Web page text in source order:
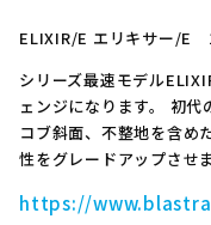
ELIXIR/E エリキサー/E
シリーズ最速モデル
ェンジになります。 初代
コブ斜面、不整地を含め
性をグレードアップさせ
https://